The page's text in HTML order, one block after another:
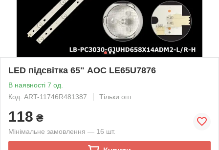
LED підсвітка 65" AOC LE65U7876
В наявності 7 од.
Код: ART-11746R481387
Тільки опт
118 ₴
Мінімальне замовлення — 16 шт.